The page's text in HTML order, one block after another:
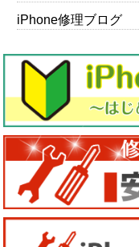
iPhone修理ブログ